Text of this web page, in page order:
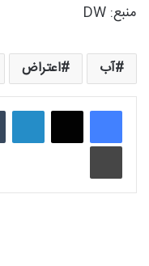
منبع: DW
آب اعتراض
لینکدین
چاپ